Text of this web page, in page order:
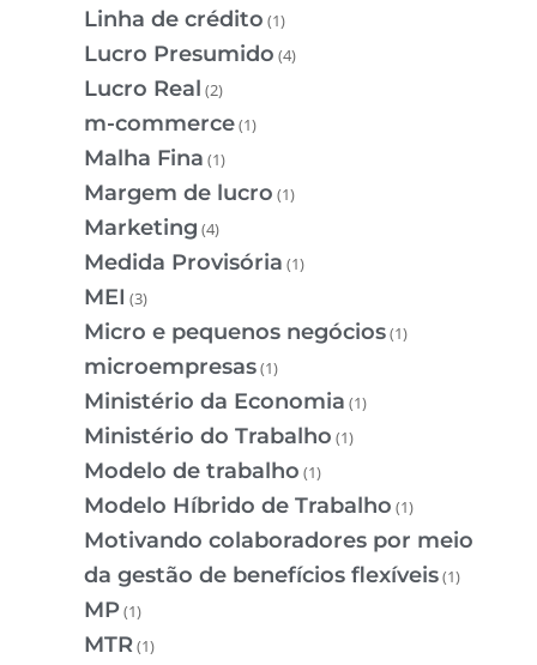
Linha de crédito (1)
Lucro Presumido (4)
Lucro Real (2)
m-commerce(1)
Malha Fina (1)
Margem de lucro (1)
Marketing (4)
Medida Provisória (1)
MEI (3)
Micro e pequenos negócios(1)
microempresas(1)
Ministério da Economia (1)
Ministério do Trabalho (1)
Modelo de trabalho (1)
Modelo Híbrido de Trabalho (1)
Motivando colaboradores por meio
da gestão de benefícios flexíveis(1)
MP(1)
MTR(1)